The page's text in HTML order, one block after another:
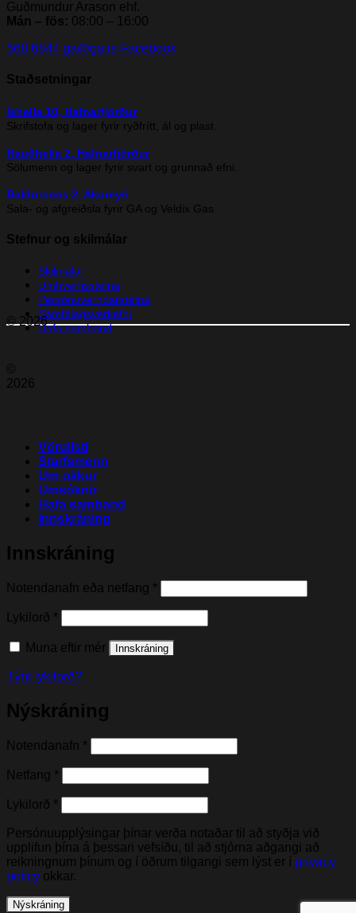
Guðmundur Arason ehf.
Mán – fös: 08:00 – 16:00
568 6844 ga@ga.is Facebook
Staðsetningar
Íshella 10, Hafnarfjörður
Skrifstofa og lager fyrir ryðfrítt, ál og plast.
Rauðhella 2, Hafnarfjörður
Sölumenn og lager fyrir svart og grunnað efni.
Baldursnes 2, Akureyri
Sala- og afgreiðsla fyrir GA og Veldix Gas
Stefnur og skilmálar
Skilmálar
Umhverfisstefna
Persónuverndarstefna
Samfélagsverkefni
Hafa samband
© 2026
©
2026
Vörulisti
Starfsmenn
Um okkur
Umsóknir
Hafa samband
Innskráning
Innskráning
Notendanafn eða netfang *
Lykilorð *
Muna eftir mér Innskráning
Týnt lykilorð?
Nýskráning
Notendanafn *
Netfang *
Lykilorð *
Persónuupplýsingar þínar verða notaðar til að styðja við
upplifun þína á þessari vefsíðu, til að stjórna aðgangi að
reikningnum þínum og í öðrum tilgangi sem lýst er í privacy
policy okkar.
Nýskráning